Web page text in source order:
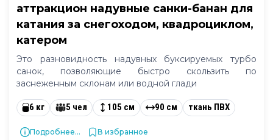
аттракцион надувные санки-банан для
катания за снегоходом, квадроциклом,
катером
Это разновидность надувных буксируемых турбо
санок, позволяющие быстро скользить по
заснеженным склонам или водной глади
6 кг 5 чел 105 см 90 см ткань ПВХ
Подробнее... В избранное